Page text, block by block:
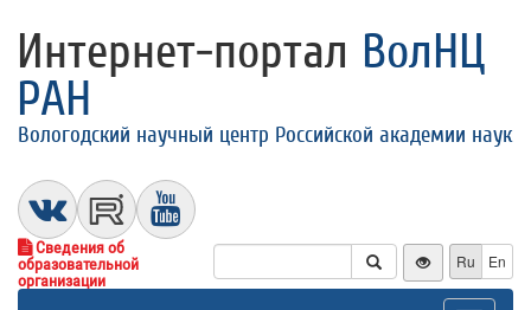
Интернет-портал ВолНЦ
РАН
Вологодский научный центр Российской академии наук
Сведения об
образовательной
организации
Ru En